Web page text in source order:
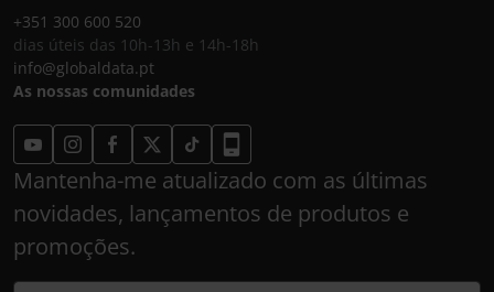
+351 300 600 520
dias úteis das 10h-13h e 14h-18h
info@globaldata.pt
As nossas comunidades
Mantenha-me atualizado com as últimas
novidades, lançamentos de produtos e
promoções.